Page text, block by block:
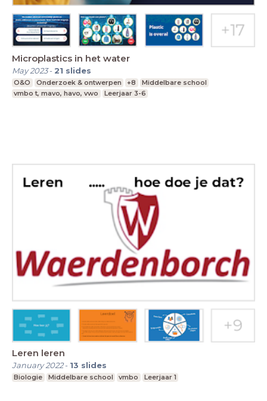
Microplastics in het water
May 2023- 21 slides
O&O Onderzoek & ontwerpen +8
Middelbare school
vmbo t, mavo, havo, vwo
Leerjaar 3-6
Leren leren
January 2022- 13 slides
Biologie Middelbare school vmbo Leerjaar 1